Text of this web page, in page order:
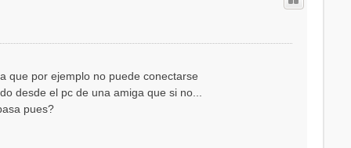
b
que por ejemplo no puede conectarse
desde el pc de una amiga que si no...
pues?